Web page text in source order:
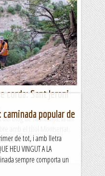
corda: Sant Jeroni
del Blog de Muntanya, fa un
amb el títol Montserrat,
es...
popular de
de tot, i amb lletra
HEU VINGUT A LA
sempre comporta un